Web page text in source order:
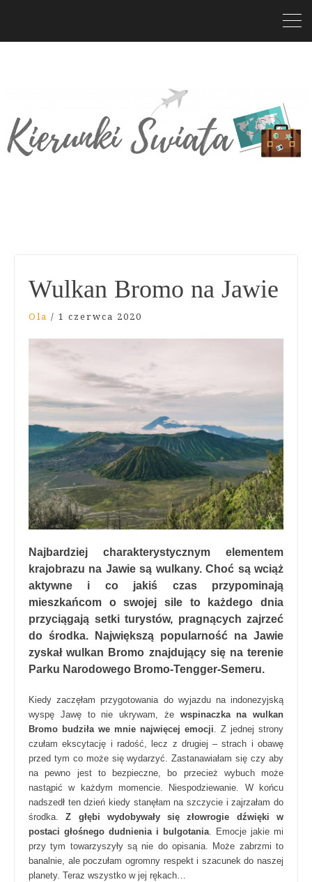
Wulkan Bromo na Jawie
Ola / 1 czerwca 2020
Najbardziej charakterystycznym elementem
krajobrazu na Jawie są wulkany. Choć są wciąż
aktywne i co jakiś czas przypominają
mieszkańcom o swojej sile to każdego dnia
przyciągają setki turystów, pragnących zajrzeć
do środka. Największą popularność na Jawie
zyskał wulkan Bromo znajdujący się na terenie
Parku Narodowego Bromo-Tengger-Semeru.
Kiedy zaczęłam przygotowania do wyjazdu na indonezyjską
wyspę Jawę to nie ukrywam, że wspinaczka na wulkan
Bromo budziła we mnie najwięcej emocji. Z jednej strony
czułam ekscytację i radość, lecz z drugiej – strach i obawę
przed tym co może się wydarzyć. Zastanawiałam się czy aby
na pewno jest to bezpieczne, bo przecież wybuch może
nastąpić w każdym momencie. Niespodziewanie. W końcu
nadszedł ten dzień kiedy stanęłam na szczycie i zajrzałam do
środka.Z głębi wydobywały się złowrogie dźwięki w
postaci głośnego dudnienia i bulgotania. Emocje jakie mi
przy tym towarzyszyły są nie do opisania. Może zabrzmi to
banalnie, ale poczułam ogromny respekt i szacunek do naszej
planety. Teraz wszystko w jej rękach…